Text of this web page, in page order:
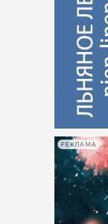
РЕКЛАМА